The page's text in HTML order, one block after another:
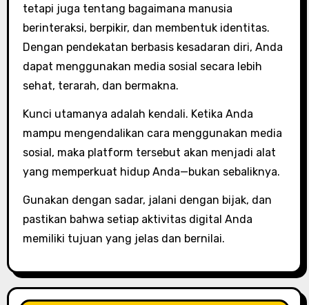
tetapi juga tentang bagaimana manusia
berinteraksi, berpikir, dan membentuk identitas.
Dengan pendekatan berbasis kesadaran diri, Anda
dapat menggunakan media sosial secara lebih
sehat, terarah, dan bermakna.
Kunci utamanya adalah kendali. Ketika Anda
mampu mengendalikan cara menggunakan media
sosial, maka platform tersebut akan menjadi alat
yang memperkuat hidup Anda—bukan sebaliknya.
Gunakan dengan sadar, jalani dengan bijak, dan
pastikan bahwa setiap aktivitas digital Anda
memiliki tujuan yang jelas dan bernilai.